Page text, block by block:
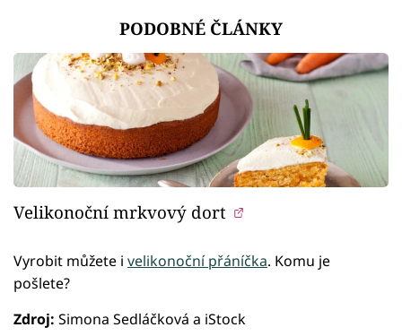
PODOBNÉ ČLÁNKY
Velikonoční mrkvový dort
Vyrobit můžete i velikonoční přáníčka. Komu je
pošlete?
Zdroj: Simona Sedláčková a iStock